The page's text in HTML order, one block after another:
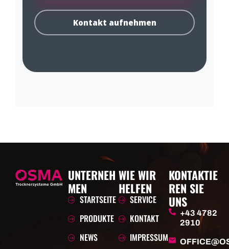
Kontakt aufnehmen
UNTERNEH
MEN
STARTSEITE
PRODUKTE
NEWS
WIE WIR
HELFEN
SERVICE
KONTAKT
IMPRESSUM
KONTAKTIE
REN SIE
UNS
+43 4782
2910